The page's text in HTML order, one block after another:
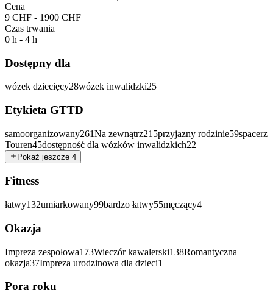
Cena
9 CHF - 1900 CHF
Czas trwania
0 h - 4 h
Dostępny dla
wózek dziecięcy28wózek inwalidzki25
Etykieta GTTD
samoorganizowany261Na zewnątrz215przyjazny rodzinie59spacerz
Touren45dostępność dla wózków inwalidzkich22
Pokaż jeszcze 4
Fitness
łatwy132umiarkowany99bardzo łatwy55męczący4
Okazja
Impreza zespołowa173Wieczór kawalerski138Romantyczna
okazja37Impreza urodzinowa dla dzieci1
Pora roku